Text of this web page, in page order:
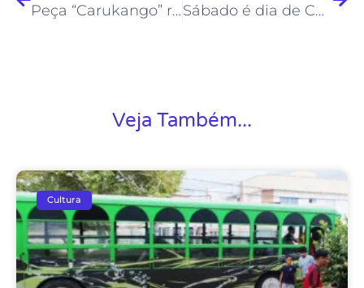
Peça “Carukango” representa o interior do Rio na 24ª edição do Festival Satyrianas Sábado é dia de Cultura Popular / Geek na Casa de Cultura
Veja Também...
Cultura